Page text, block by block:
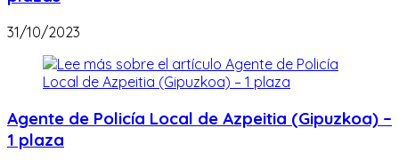
31/10/2023
Agente de Policía Local de Azpeitia (Gipuzkoa) –
1 plaza